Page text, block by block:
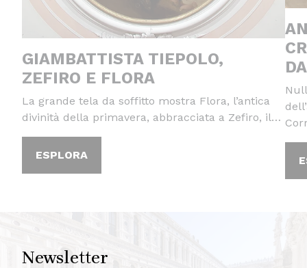
GIAMBATTISTA TIEPOLO,
ZEFIRO E FLORA
La grande tela da soffitto mostra Flora, l’antica
divinità della primavera, abbracciata a Zefiro, il…
ESPLORA
Newsletter